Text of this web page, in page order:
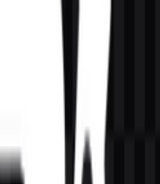
logo Rust untuk
sebaiknya meminta izin resmi
serta penggunaan yang
dan SVG.